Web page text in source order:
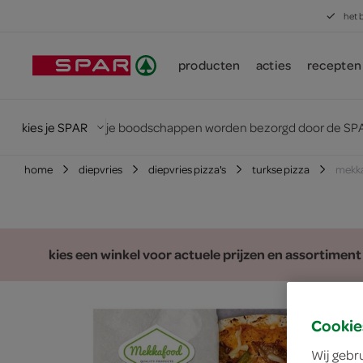
het
producten acties recepten
kies je SPAR je boodschappen worden bezorgd door de
home diepvries diepvries pizza's turkse pizza
kies een winkel voor actuele prijzen en assortiment
Wij